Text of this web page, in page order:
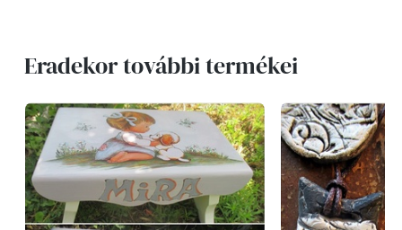
Eradekor további termékei